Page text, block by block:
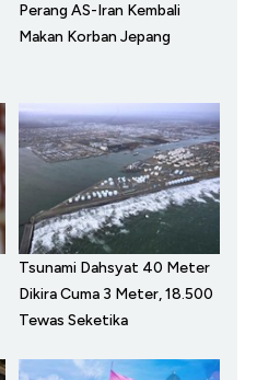
Perang AS-Iran Kembali
Makan Korban Jepang
Tsunami Dahsyat 40 Meter
Dikira Cuma 3 Meter, 18.500
Tewas Seketika